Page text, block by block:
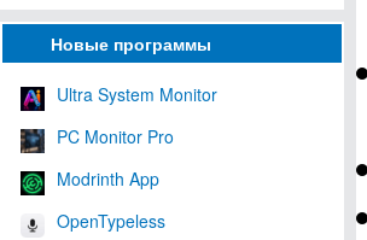
Новые программы
Ultra System Monitor
PC Monitor Pro
Modrinth App
OpenTypeless